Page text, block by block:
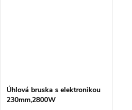
Úhlová bruska s elektronikou
230mm,2800W